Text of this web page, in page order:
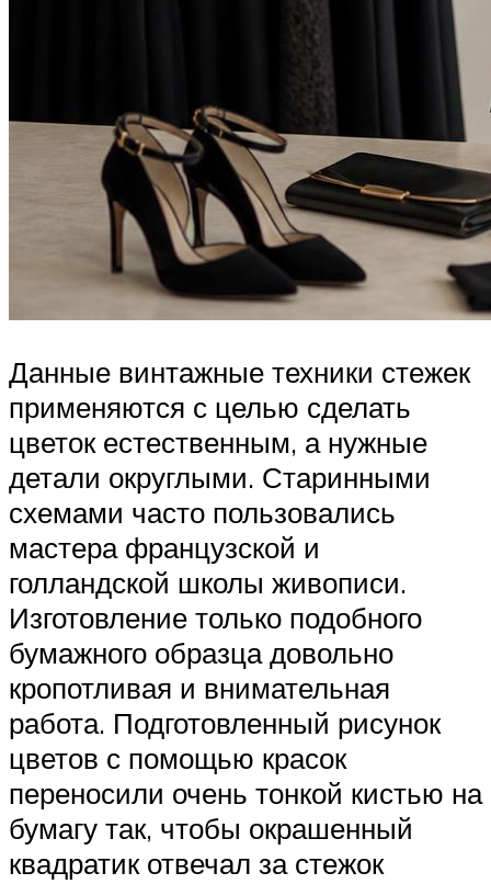
Данные винтажные техники стежек
применяются с целью сделать
цветок естественным, а нужные
детали округлыми. Старинными
схемами часто пользовались
мастера французской и
голландской школы живописи.
Изготовление только подобного
бумажного образца довольно
кропотливая и внимательная
работа. Подготовленный рисунок
цветов с помощью красок
переносили очень тонкой кистью на
бумагу так, чтобы окрашенный
квадратик отвечал за стежок